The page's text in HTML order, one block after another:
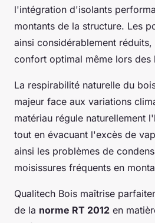
l'intégration d'isolants
montants de la structure. Les
ainsi considérablement réduits,
confort optimal même lors des
La respirabilité naturelle du
majeur face aux variations
matériau régule naturellement
tout en évacuant l'excès de
ainsi les problèmes de
moisissures fréquents en
Qualitech Bois maîtrise
de la norme RT 2012 en